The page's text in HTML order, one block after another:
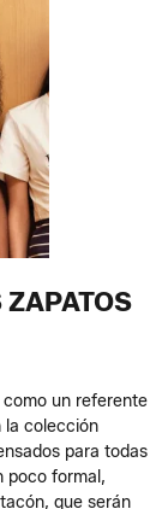
ZAPATOS
como un referente
la colección
para todas
poco formal,
que serán